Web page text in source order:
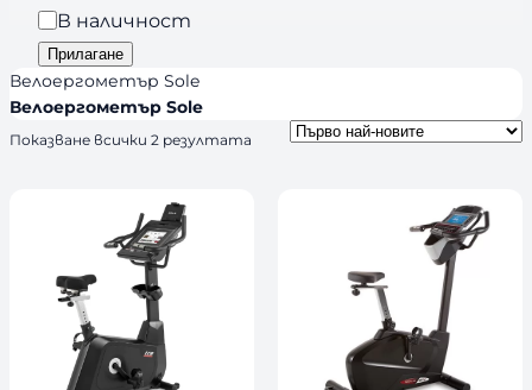
р
и
я
a
n
d
s
Н
а
л
и
ч
В наличност
Прилагане
Велоергометър Sole
Велоергометър Sole
Показване всички 2 резултата